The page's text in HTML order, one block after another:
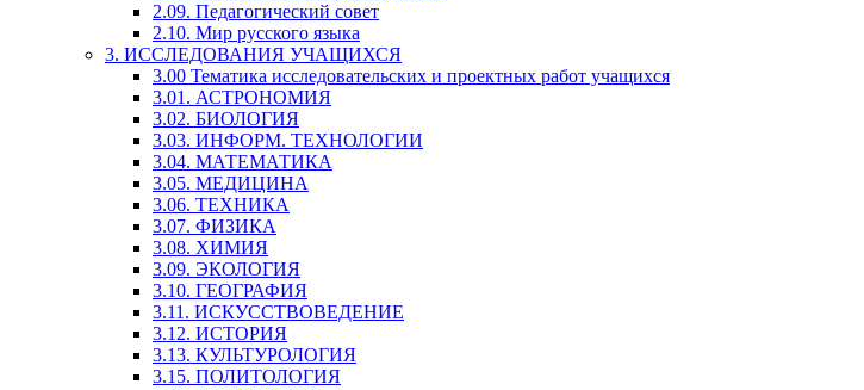
2.09. Педагогический совет
2.10. Мир русского языка
3. ИССЛЕДОВАНИЯ УЧАЩИХСЯ
3.00 Тематика исследовательских и проектных работ учащихся
3.01. АСТРОНОМИЯ
3.02. БИОЛОГИЯ
3.03. ИНФОРМ. ТЕХНОЛОГИИ
3.04. МАТЕМАТИКА
3.05. МЕДИЦИНА
3.06. ТЕХНИКА
3.07. ФИЗИКА
3.08. ХИМИЯ
3.09. ЭКОЛОГИЯ
3.10. ГЕОГРАФИЯ
3.11. ИСКУССТВОВЕДЕНИЕ
3.12. ИСТОРИЯ
3.13. КУЛЬТУРОЛОГИЯ
3.15. ПОЛИТОЛОГИЯ